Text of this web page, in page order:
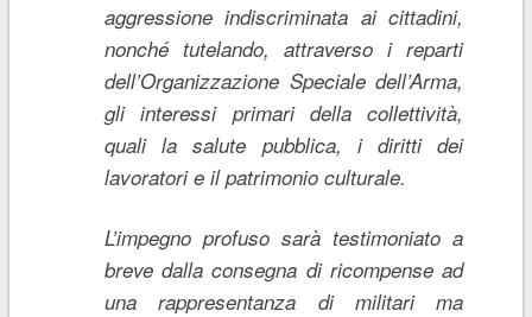
aggressione indiscriminata ai cittadini,
nonché tutelando, attraverso i reparti
dell’Organizzazione Speciale dell’Arma,
gli interessi primari della collettività,
quali la salute pubblica, i diritti dei
lavoratori e il patrimonio culturale.
L’impegno profuso sarà testimoniato a
breve dalla consegna di ricompense ad
una rappresentanza di militari ma